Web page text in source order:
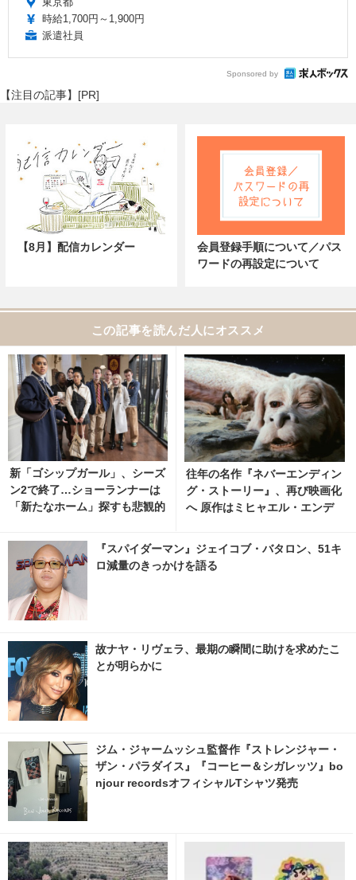
時給1,700円～1,900円
派遣社員
Sponsored by
【注目の記事】[PR]
【8月】配信カレンダー
会員登録手順について／パス
ワードの再設定について
この記事を読んだ人にオススメ
新「ゴシップガール」、シーズ
ン2で終了…ショーランナーは
「新たなホーム」探すも悲観的
往年の名作『ネバーエンディン
グ・ストーリー』、再び映画化
へ 原作はミヒャエル・エンデ
『スパイダーマン』ジェイコブ・バタロン、51キ
ロ減量のきっかけを語る
故ナヤ・リヴェラ、最期の瞬間に助けを求めたこ
とが明らかに
ジム・ジャームッシュ監督作『ストレンジャー・
ザン・パラダイス』『コーヒー＆シガレッツ』bo
njour recordsオフィシャルTシャツ発売